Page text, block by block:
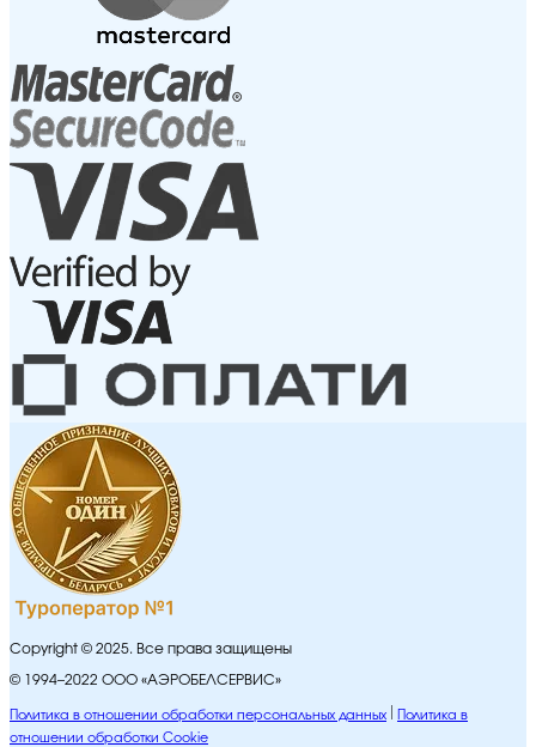
Copyright © 2025. Все права защищены
© 1994–2022 ООО «АЭРОБЕЛСЕРВИС»
Политика в отношении обработки персональных данных
Политика в
отношении обработки Cookie